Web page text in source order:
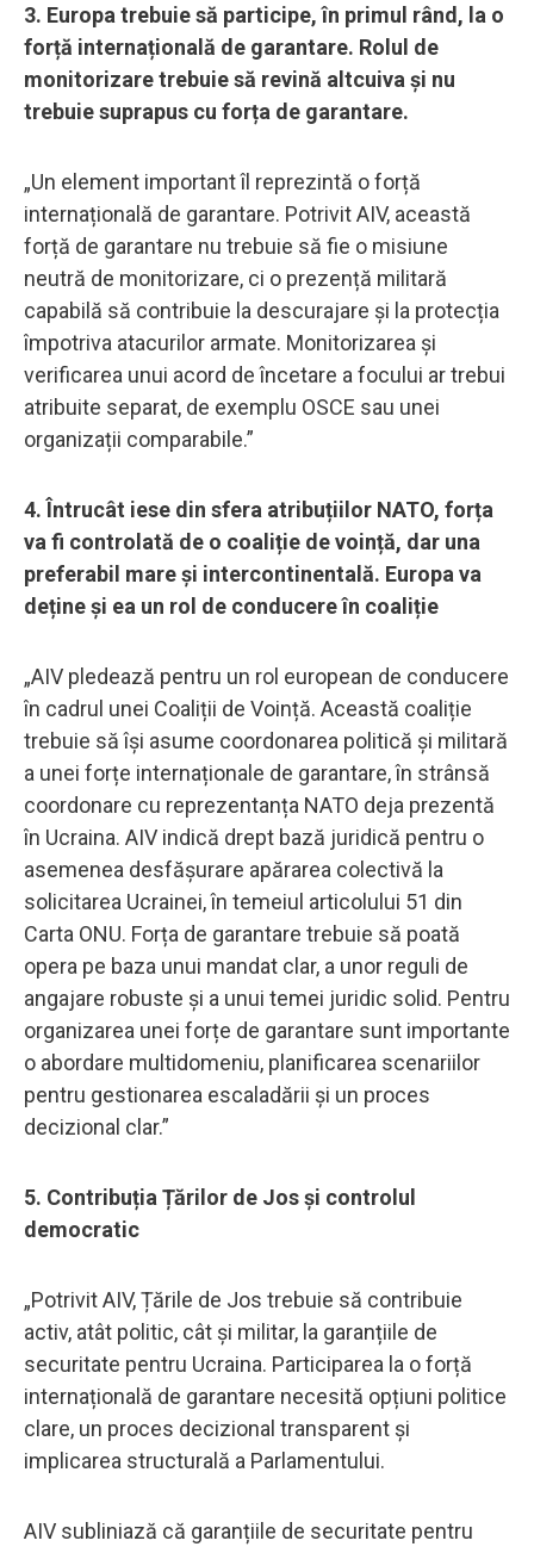
3. Europa trebuie să participe, în primul rând, la o
forță internațională de garantare. Rolul de
monitorizare trebuie să revină altcuiva și nu
trebuie suprapus cu forța de garantare.
„Un element important îl reprezintă o forță
internațională de garantare. Potrivit AIV, această
forță de garantare nu trebuie să fie o misiune
neutră de monitorizare, ci o prezență militară
capabilă să contribuie la descurajare și la protecția
împotriva atacurilor armate. Monitorizarea și
verificarea unui acord de încetare a focului ar trebui
atribuite separat, de exemplu OSCE sau unei
organizații comparabile.”
4. Întrucât iese din sfera atribuțiilor NATO, forța
va fi controlată de o coaliție de voință, dar una
preferabil mare și intercontinentală. Europa va
deține și ea un rol de conducere în coaliție
„AIV pledează pentru un rol european de conducere
în cadrul unei Coaliții de Voință. Această coaliție
trebuie să își asume coordonarea politică și militară
a unei forțe internaționale de garantare, în strânsă
coordonare cu reprezentanța NATO deja prezentă
în Ucraina. AIV indică drept bază juridică pentru o
asemenea desfășurare apărarea colectivă la
solicitarea Ucrainei, în temeiul articolului 51 din
Carta ONU. Forța de garantare trebuie să poată
opera pe baza unui mandat clar, a unor reguli de
angajare robuste și a unui temei juridic solid. Pentru
organizarea unei forțe de garantare sunt importante
o abordare multidomeniu, planificarea scenariilor
pentru gestionarea escaladării și un proces
decizional clar.”
5. Contribuția Țărilor de Jos și controlul
democratic
„Potrivit AIV, Țările de Jos trebuie să contribuie
activ, atât politic, cât și militar, la garanțiile de
securitate pentru Ucraina. Participarea la o forță
internațională de garantare necesită opțiuni politice
clare, un proces decizional transparent și
implicarea structurală a Parlamentului.
AIV subliniază că garanțiile de securitate pentru